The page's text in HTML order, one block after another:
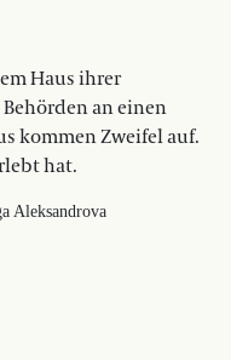
Haus ihrer
an einen
kommen Zweifel auf.
hat.
Aleksandrova